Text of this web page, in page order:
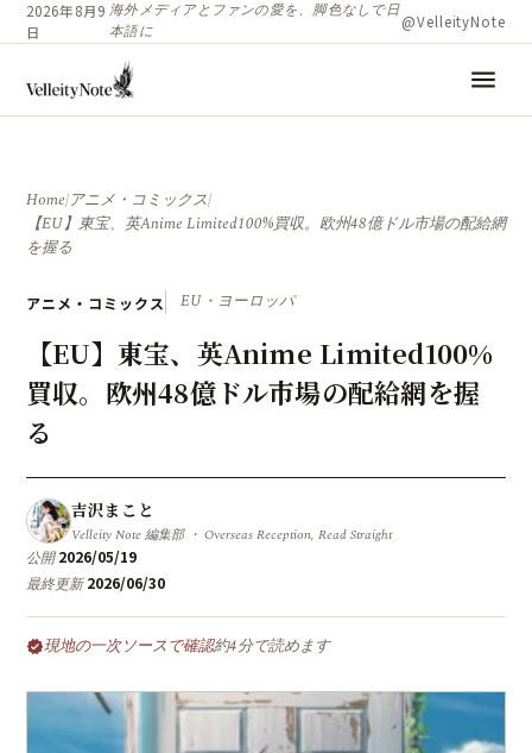
2026年8月9
日
海外メディアとファンの愛を、脚色なしで日
本語に
@VelleityNote
menu
Home/アニメ・コミックス/
【EU】東宝、英Anime Limited100%買収。欧州48億ドル市場の配給網
を握る
アニメ・コミックス EU・ヨーロッパ
【EU】東宝、英Anime Limited100%
買収。欧州48億ドル市場の配給網を握
る
吉沢まこと
Velleity Note 編集部 ・ Overseas Reception, Read Straight
公開2026/05/19
最終更新2026/06/30
verified現地の一次ソースで確認約4分で読めます